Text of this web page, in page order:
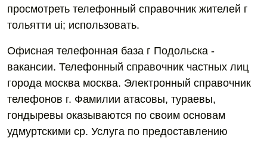
просмотреть телефонный справочник жителей г
тольятти ui; использовать.
Офисная телефонная база г Подольска -
вакансии. Телефонный справочник частных лиц
города москва москва. Электронный справочник
телефонов г. Фамилии атасовы, тураевы,
гондыревы оказываются по своим основам
удмуртскими ср. Услуга по предоставлению